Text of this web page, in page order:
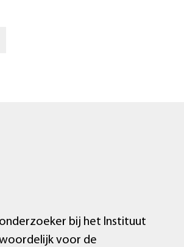
bij het Instituut
voor de